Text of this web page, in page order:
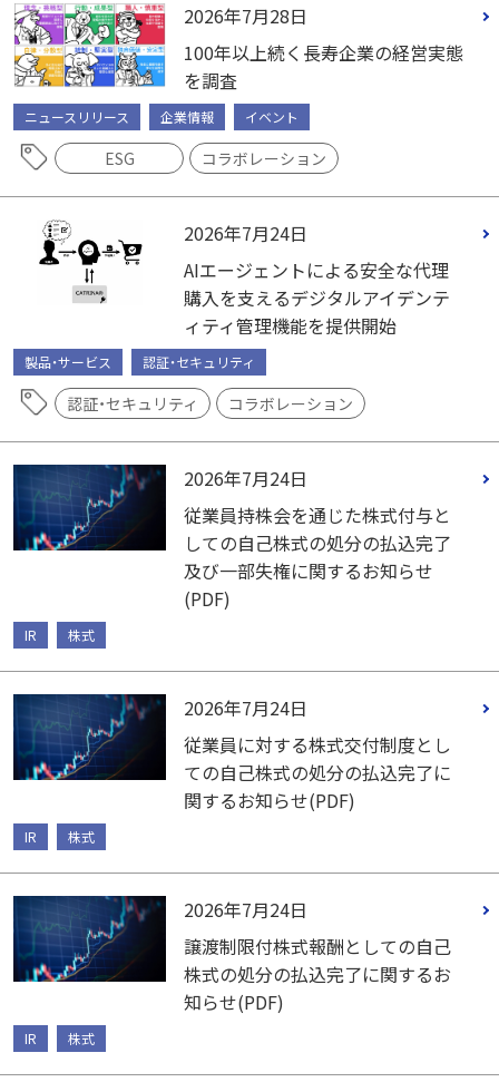
2026年7月28日
100年以上続く長寿企業の経営実態
を調査
ニュースリリース 企業情報 イベント
ESG コラボレーション
2026年7月24日
AIエージェントによる安全な代理
購入を支えるデジタルアイデンテ
ィティ管理機能を提供開始
製品・サービス 認証・セキュリティ
認証・セキュリティ コラボレーション
2026年7月24日
従業員持株会を通じた株式付与と
しての自己株式の処分の払込完了
及び一部失権に関するお知らせ
(PDF)
IR 株式
2026年7月24日
従業員に対する株式交付制度とし
ての自己株式の処分の払込完了に
関するお知らせ(PDF)
IR 株式
2026年7月24日
譲渡制限付株式報酬としての自己
株式の処分の払込完了に関するお
知らせ(PDF)
IR 株式